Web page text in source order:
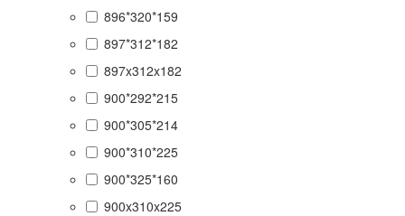
896*320*159
897*312*182
897x312x182
900*292*215
900*305*214
900*310*225
900*325*160
900x310x225